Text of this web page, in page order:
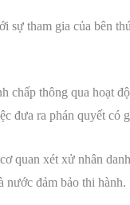
sự tham gia của bên
chấp thông qua hoạt
đưa ra phán quyết có
quan xét xử nhân
nước đảm bảo thi hành.